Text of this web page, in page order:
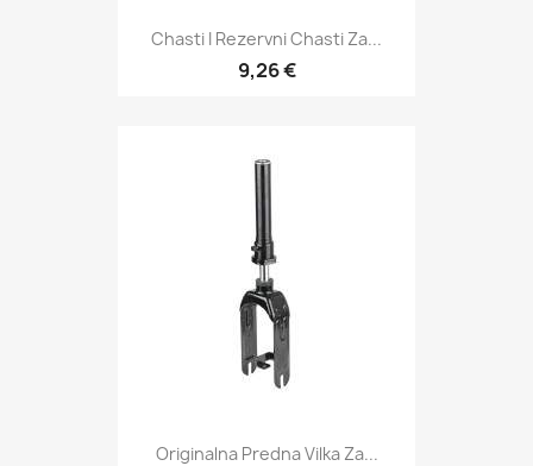
Chasti I Rezervni Chasti Za...
9,26 €
Originalna Predna Vilka Za...